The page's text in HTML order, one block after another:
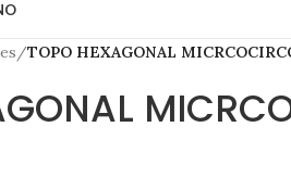
/TOPO HEXAGONAL